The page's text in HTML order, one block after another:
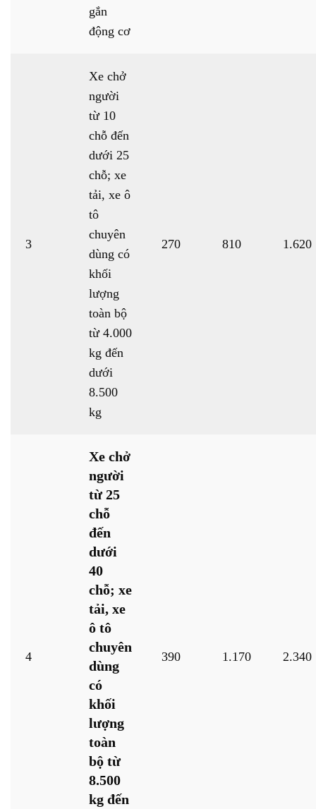
gắn
động cơ
3
Xe chở
người
từ 10
chỗ đến
dưới 25
chỗ; xe
tải, xe ô
tô
chuyên
dùng có
khối
lượng
toàn bộ
từ 4.000
kg đến
dưới
8.500
kg
270 810 1.620
4
Xe chở
người
từ 25
chỗ
đến
dưới
40
chỗ; xe
tải, xe
ô tô
chuyên
dùng
có
khối
lượng
toàn
bộ từ
8.500
kg đến
390 1.170 2.340